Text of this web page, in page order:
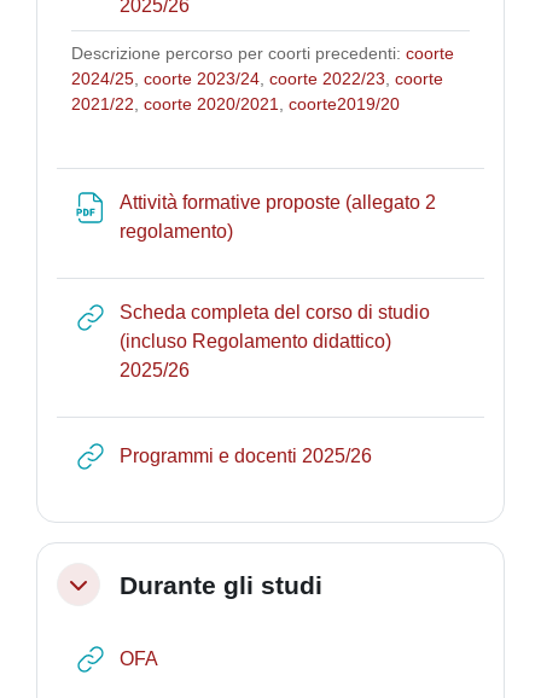
2025/26
Descrizione percorso per coorti precedenti: coorte
2024/25 coorte 2023/24 coorte 2022/23 coorte
2021/22 coorte 2020/2021 coorte2019/20
Attività formative proposte (allegato 2
regolamento)
Scheda completa del corso di studio
(incluso Regolamento didattico)
2025/26URL
Programmi e docenti 2025/26URL
CollapseDurante gli studi
OFA